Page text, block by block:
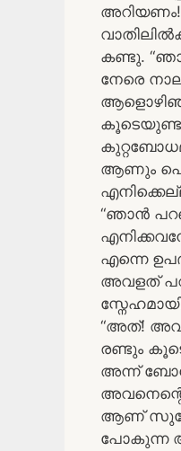
കണ്ടു.
നേരെ
ആണും
“ഞാൻ
എന്നെ
അവളത്
“അത്!
രണ്ടും
അന്ന്
ആണ് സുരേഷ്
പോകുന്ന